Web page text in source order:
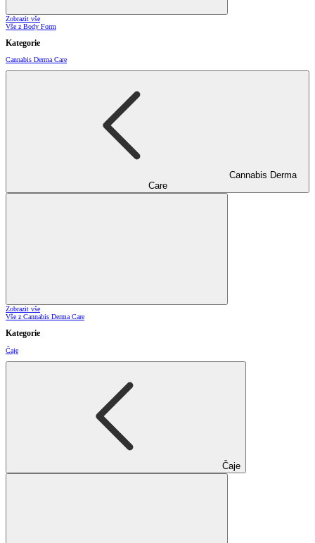
Zobrazit vše
Vše z Body Form
Kategorie
Cannabis Derma Care
Cannabis Derma
Care
Zobrazit vše
Vše z Cannabis Derma Care
Kategorie
Čaje
Čaje